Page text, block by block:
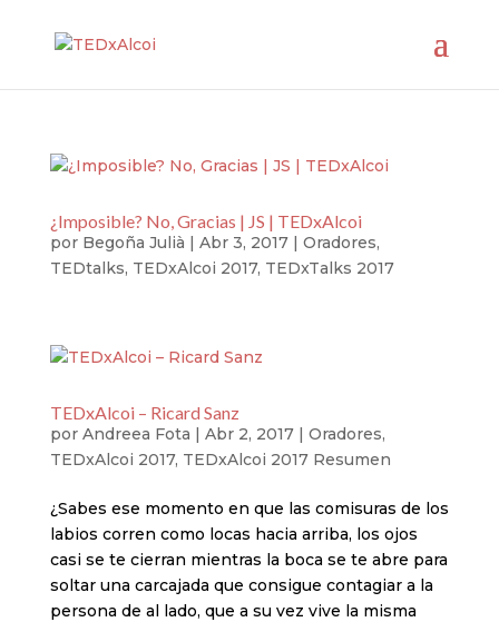
¿Imposible? No, Gracias | JS | TEDxAlcoi
por Begoña Julià | Abr 3, 2017| Oradores,
TEDtalks, TEDxAlcoi 2017, TEDxTalks 2017
TEDxAlcoi – Ricard Sanz
por Andreea Fota | Abr 2, 2017| Oradores,
TEDxAlcoi 2017, TEDxAlcoi 2017 Resumen
¿Sabes ese momento en que las comisuras de los
labios corren como locas hacia arriba, los ojos
casi se te cierran mientras la boca se te abre para
soltar una carcajada que consigue contagiar a la
persona de al lado, que a su vez vive la misma